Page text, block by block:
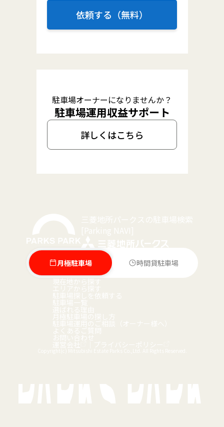
依頼する（無料）
駐車場オーナーになりませんか？
駐車場運用収益サポート
詳しくはこちら
月極駐車場
時間貸駐車場
現在地から探す